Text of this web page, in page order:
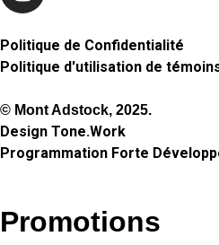
Politique de Confidentialité
Politique d'utilisation de
© Mont Adstock, 2025.
Design Tone.Work
Programmation Forte
Promotions